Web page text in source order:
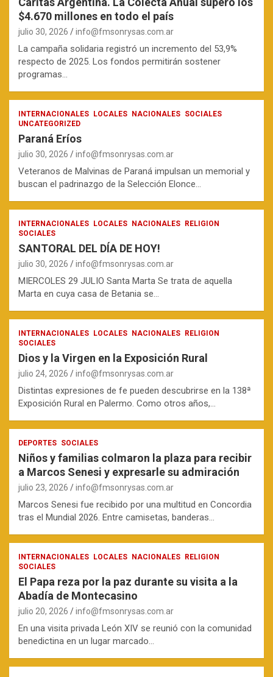
$4.670 millones en todo el país
julio 30, 2026 info@fmsonrysas.com.ar
La campaña solidaria registró un incremento del 53,9%
respecto de 2025. Los fondos permitirán sostener
programas…
INTERNACIONALES LOCALES NACIONALES SOCIALES
UNCATEGORIZED
Paraná Eríos
julio 30, 2026 info@fmsonrysas.com.ar
Veteranos de Malvinas de Paraná impulsan un memorial y
buscan el padrinazgo de la Selección Elonce…
INTERNACIONALES LOCALES NACIONALES
RELIGION
SOCIALES
SANTORAL DEL DÍA DE HOY!
julio 30, 2026 info@fmsonrysas.com.ar
MIERCOLES 29 JULIO Santa Marta Se trata de aquella
Marta en cuya casa de Betania se…
INTERNACIONALES LOCALES NACIONALES
RELIGION
SOCIALES
Dios y la Virgen en la Exposición Rural
julio 24, 2026 info@fmsonrysas.com.ar
Distintas expresiones de fe pueden descubrirse en la 138ª
Exposición Rural en Palermo. Como otros años,…
DEPORTES SOCIALES
Niños y familias colmaron la plaza para recibir
a Marcos Senesi y expresarle su admiración
julio 23, 2026 info@fmsonrysas.com.ar
Marcos Senesi fue recibido por una multitud en Concordia
tras el Mundial 2026. Entre camisetas, banderas…
INTERNACIONALES LOCALES NACIONALES
RELIGION
SOCIALES
El Papa reza por la paz durante su visita a la
Abadía de Montecasino
julio 20, 2026 info@fmsonrysas.com.ar
En una visita privada León XIV se reunió con la comunidad
benedictina en un lugar marcado…